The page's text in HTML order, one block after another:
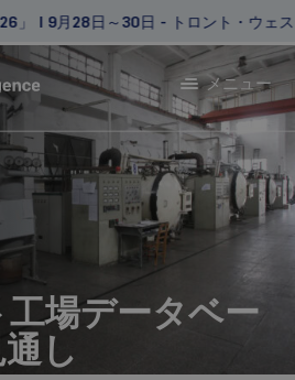
9月28日～30日 - トロント・ウェステ
メニュー
場データベー
し